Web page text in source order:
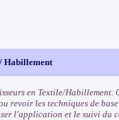
Habillement
en Textile/
revoir les techniques de
l'application et le suivi du